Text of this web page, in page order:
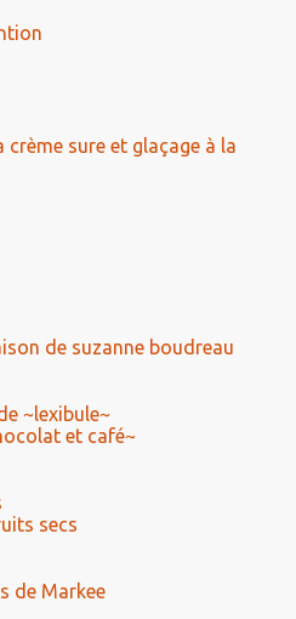
sure et glaçage à la
de suzanne boudreau
~lexibule~
et café~
secs
de Markee